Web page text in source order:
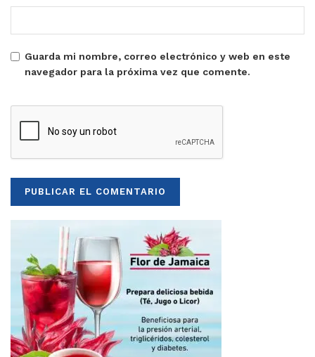
Guarda mi nombre, correo electrónico y web en este
navegador para la próxima vez que comente.